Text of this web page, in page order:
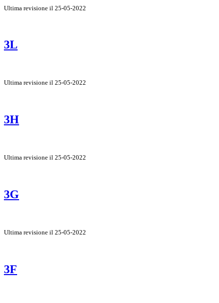
Ultima revisione il 25-05-2022
3L
Ultima revisione il 25-05-2022
3H
Ultima revisione il 25-05-2022
3G
Ultima revisione il 25-05-2022
3F